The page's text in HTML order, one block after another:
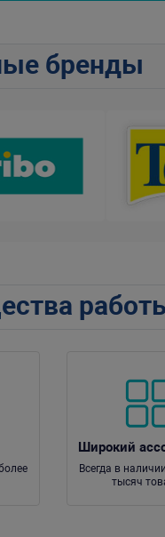
бренды
Широкий
Всегда в
тысяч